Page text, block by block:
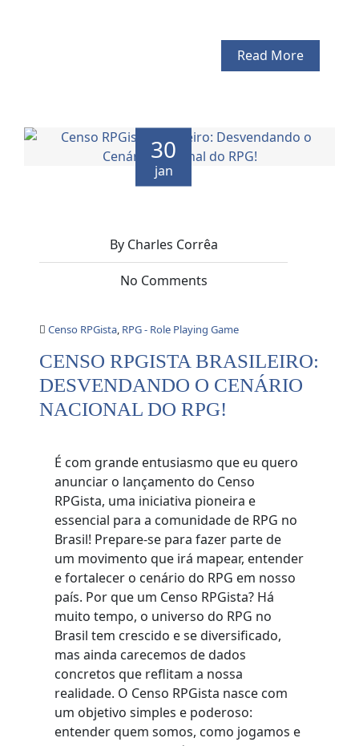
Read More
30
jan
By Charles Corrêa
No Comments
Censo RPGista, RPG - Role Playing Game
CENSO RPGISTA BRASILEIRO:
DESVENDANDO O CENÁRIO
NACIONAL DO RPG!
É com grande entusiasmo que eu quero
anunciar o lançamento do Censo
RPGista, uma iniciativa pioneira e
essencial para a comunidade de RPG no
Brasil! Prepare-se para fazer parte de
um movimento que irá mapear, entender
e fortalecer o cenário do RPG em nosso
país. Por que um Censo RPGista? Há
muito tempo, o universo do RPG no
Brasil tem crescido e se diversificado,
mas ainda carecemos de dados
concretos que reflitam a nossa
realidade. O Censo RPGista nasce com
um objetivo simples e poderoso:
entender quem somos, como jogamos e